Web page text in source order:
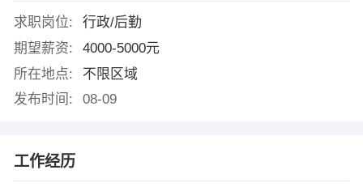
求职岗位:
行政/后勤
期望薪资:
4000-5000元
所在地点:
不限区域
发布时间:
08-09
工作经历